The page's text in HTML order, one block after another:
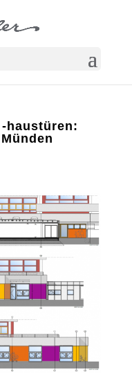
haustüren: